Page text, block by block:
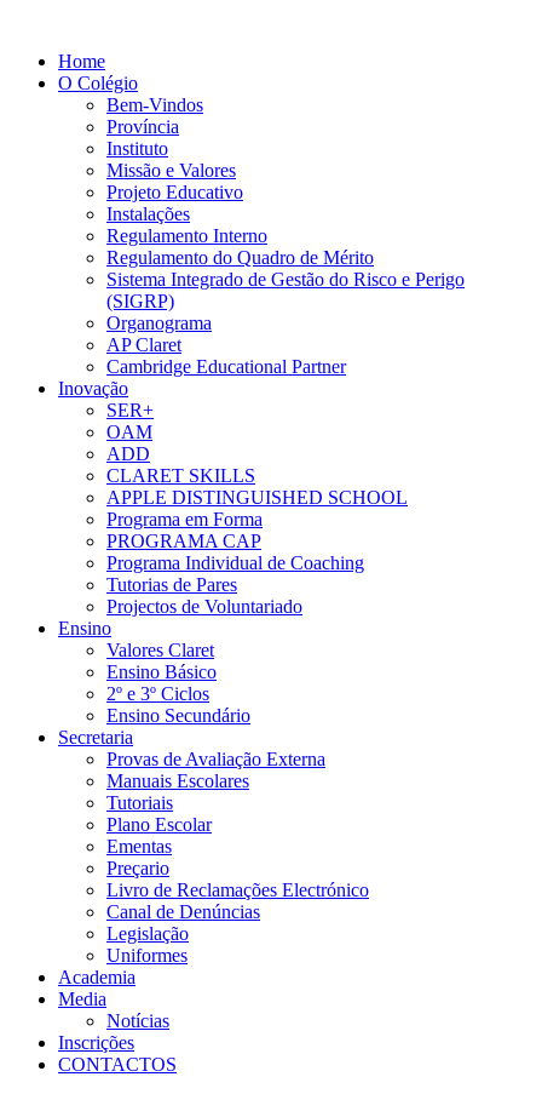
Home
O Colégio
Bem-Vindos
Província
Instituto
Missão e Valores
Projeto Educativo
Instalações
Regulamento Interno
Regulamento do Quadro de Mérito
Sistema Integrado de Gestão do Risco e Perigo
(SIGRP)
Organograma
AP Claret
Cambridge Educational Partner
Inovação
SER+
OAM
ADD
CLARET SKILLS
APPLE DISTINGUISHED SCHOOL
Programa em Forma
PROGRAMA CAP
Programa Individual de Coaching
Tutorias de Pares
Projectos de Voluntariado
Ensino
Valores Claret
Ensino Básico
2º e 3º Ciclos
Ensino Secundário
Secretaria
Provas de Avaliação Externa
Manuais Escolares
Tutoriais
Plano Escolar
Ementas
Preçario
Livro de Reclamações Electrónico
Canal de Denúncias
Legislação
Uniformes
Academia
Media
Notícias
Inscrições
CONTACTOS